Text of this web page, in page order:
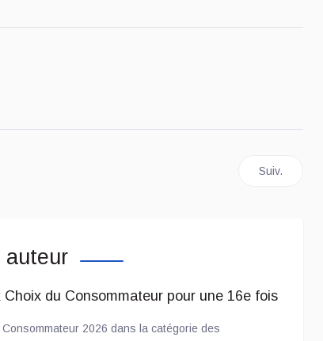
ses gagnants de l’année Article
Suiv.
auteur
du Consommateur pour une 16e fois
2026 dans la catégorie des